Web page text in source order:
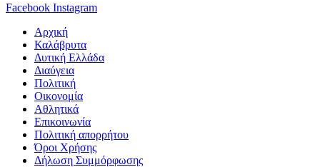
Facebook Instagram
Αρχική
Καλάβρυτα
Δυτική Ελλάδα
Διαύγεια
Πολιτική
Οικονομία
Αθλητικά
Επικοινωνία
Πολιτική απορρήτου
Όροι Χρήσης
Δήλωση Συμμόρφωσης